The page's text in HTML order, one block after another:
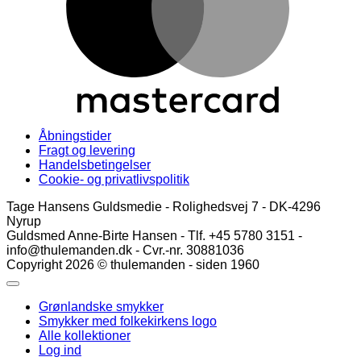
Åbningstider
Fragt og levering
Handelsbetingelser
Cookie- og privatlivspolitik
Tage Hansens Guldsmedie - Rolighedsvej 7 - DK-4296
Nyrup
Guldsmed Anne-Birte Hansen - Tlf. +45 5780 3151 -
info@thulemanden.dk - Cvr.-nr. 30881036
Copyright 2026 © thulemanden - siden 1960
Grønlandske smykker
Smykker med folkekirkens logo
Alle kollektioner
Log ind